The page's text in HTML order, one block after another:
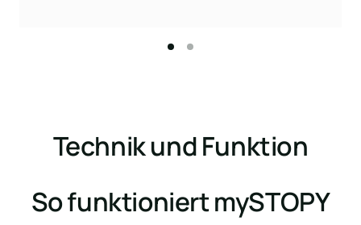
Technik und Funktion
So funktioniert mySTOPY